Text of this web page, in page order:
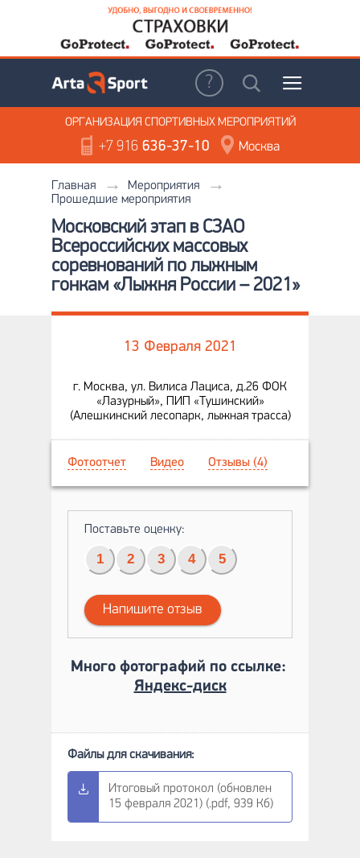
ОРГАНИЗАЦИЯ СПОРТИВНЫХ МЕРОПРИЯТИЙ
+7 916636-37-10 Москва
Главная
Мероприятия
Прошедшие мероприятия
Московский этап в СЗАО
Всероссийских массовых
соревнований по лыжным
гонкам «Лыжня России – 2021»
13 Февраля 2021
г. Москва, ул. Вилиса Лациса, д.26 ФОК
«Лазурный», ПИП «Тушинский»
(Алешкинский лесопарк, лыжная трасса)
Фотоотчет Видео Отзывы (4)
Поставьте оценку:
1 2 3 4 5
Напишите отзыв
Много фотографий по ссылке:
Яндекс-диск
Итоговый протокол (обновлен
15 февраля 2021) (.pdf, 939 Кб)